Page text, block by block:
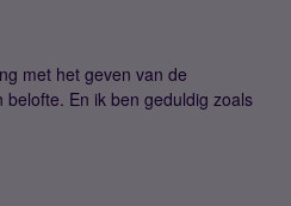
met het geven van de
En ik ben geduldig zoals